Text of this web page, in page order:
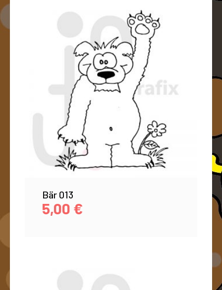
Bär 013
5,00 €